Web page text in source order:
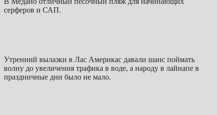
серферов и САП.
Утренний вылазки в Лас Америкас давали шанс поймать
волну до увеличения трафика в воде, а народу в лайнапе в
праздничные дни было не мало.